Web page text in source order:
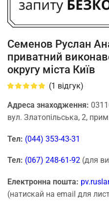
Семенов Руслан
приватний
округу міста Київ
(1 відгук)
Адреса знаходження:
вул. Златопільська, 2,
Тел: (044) 353-43-31
Тел: (067) 248-61-92 (для
Електронна пошта:
(натискай на email для